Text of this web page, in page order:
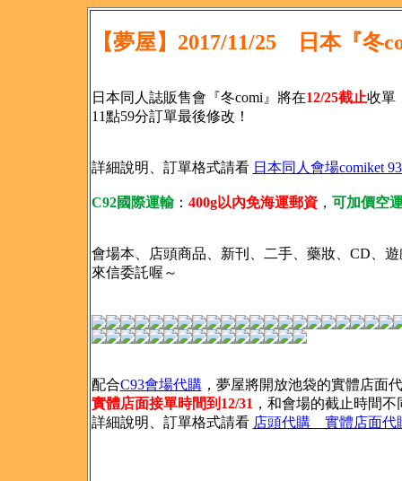
【夢屋】2017/11/25 日本『冬
日本同人誌販售會『冬comi』將在12/25截止收單
11點59分訂單最後修改！
詳細說明、訂單格式請看 日本同人會場comiket
C92國際運輸： 400g以內免海運郵資， 可加價空
會場本、店頭商品、新刊、二手、藥妝、CD、
來信委託喔～
配合C93會場代購，夢屋將開放池袋的實體店面
實體店面接單時間到12/31 ，和會場的截止時間
詳細說明、訂單格式請看 店頭代購 實體店面代